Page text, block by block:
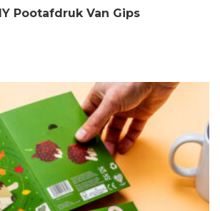
Pootafdruk Van Gips